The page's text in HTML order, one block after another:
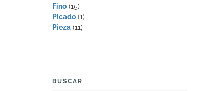
Fino (15)
Picado (1)
Pieza (11)
BUSCAR